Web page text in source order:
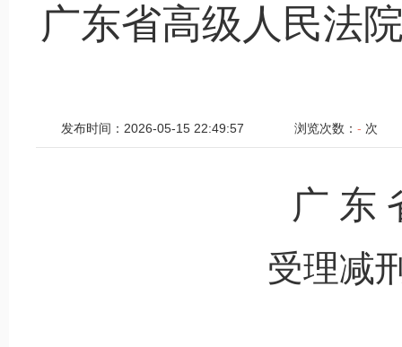
广东省高级人民法
发布时间：2026-05-15 22:49:57 浏览次数： - 次
广 东
受理减